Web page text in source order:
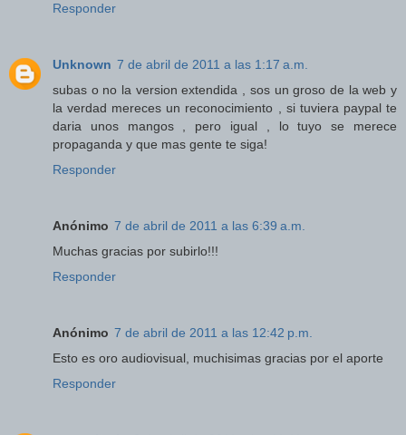
Responder
Unknown 7 de abril de 2011 a las 1:17 a.m.
subas o no la version extendida , sos un groso de la web y
la verdad mereces un reconocimiento , si tuviera paypal te
daria unos mangos , pero igual , lo tuyo se merece
propaganda y que mas gente te siga!
Responder
Anónimo 7 de abril de 2011 a las 6:39 a.m.
Muchas gracias por subirlo!!!
Responder
Anónimo 7 de abril de 2011 a las 12:42 p.m.
Esto es oro audiovisual, muchisimas gracias por el aporte
Responder